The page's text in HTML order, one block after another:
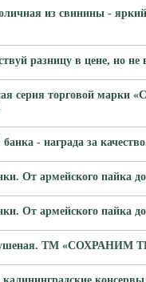
из свинины -
разницу в цене, но не
серия торговой марки
банка - награда за
От армейского пайка до
От армейского пайка до
ТМ «СОХРАНИМ